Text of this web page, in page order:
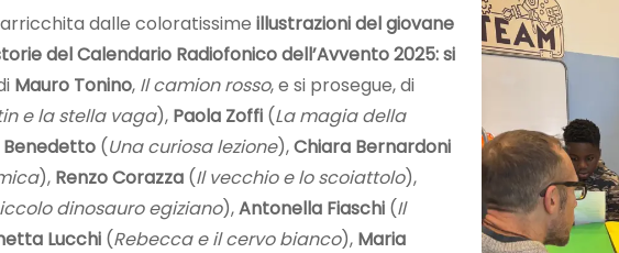
arricchita dalle coloratissime illustrazioni del giovane
del Calendario Radiofonico dell’Avvento 2025: si
Mauro Tonino, Il camion rosso, e si prosegue, di
e la stella vaga), Paola Zoffi (La magia della
Benedetto (Una curiosa lezione),Chiara Bernardoni
), Renzo Corazza (Il vecchio e lo scoiattolo),
dinosauro egiziano),Antonella Fiaschi (Il
Lucchi (Rebecca e il cervo bianco), Maria